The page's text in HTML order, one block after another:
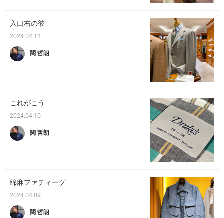
入口右の彼
2024.04.11
関 哲朗
これがこう
2024.04.10
関 哲朗
綿麻ファティーグ
2024.04.09
関 哲朗